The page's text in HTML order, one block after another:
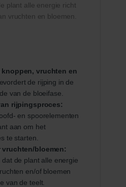
plant alle energie richt
vruchten en bloemen.
vruchten en
de rijping in de
van de bloeifase.
rijpingsproces:
en spoorelementen
aan om het
te starten.
vruchten/bloemen:
de plant alle energie
en/of bloemen
van de teelt.